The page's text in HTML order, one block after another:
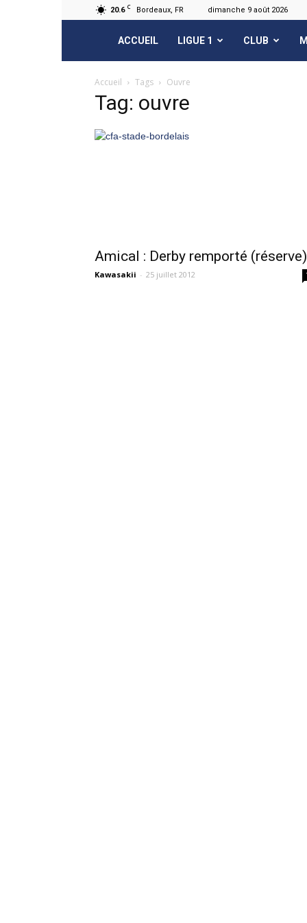
20.6 C Bordeaux, FR dimanche 9 août 2026
FCGB.net
ACCUEIL LIGUE 1 CLUB
Accueil Tags Ouvre
Tag: ouvre
Amical : Derby remporté (réserve)
Kawasakii - 25 juillet 2012